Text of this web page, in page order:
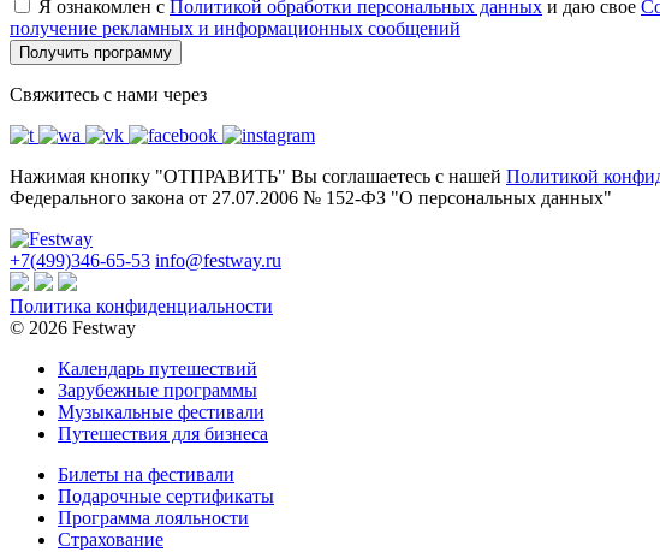
Я ознакомлен с Политикой обработки персональных данных и даю свое
получение рекламных и информационных сообщений
Получить программу
Свяжитесь с нами через
Нажимая кнопку "ОТПРАВИТЬ" Вы соглашаетесь с нашей Политикой
Федерального закона от 27.07.2006 № 152-ФЗ "О персональных данных"
+7(499)346-65-53 info@festway.ru
Политика конфиденциальности
© 2026 Festway
Календарь путешествий
Зарубежные программы
Музыкальные фестивали
Путешествия для бизнеса
Билеты на фестивали
Подарочные сертификаты
Программа лояльности
Cтрахование